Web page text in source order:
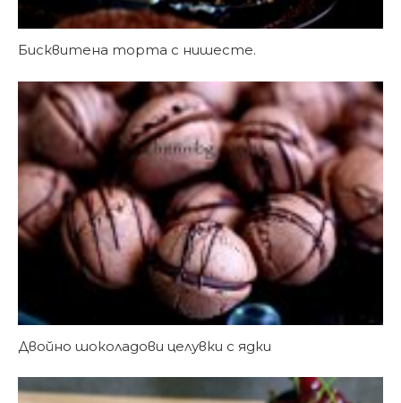
Бисквитена торта с нишесте.
Двойно шоколадови целувки с ядки